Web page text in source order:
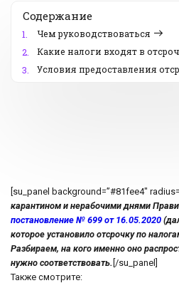
Содержание
1.
Чем руководствоваться
2.
Какие налоги входят в
3.
Условия предоставления
[su_panel background=”#81fee4″
карантином и нерабочими днями
постановление № 699 от 16.05.2020
которое установило отсрочку по
Разбираем, на кого именно оно
нужно соответствовать. [/su_panel]
Также смотрите: